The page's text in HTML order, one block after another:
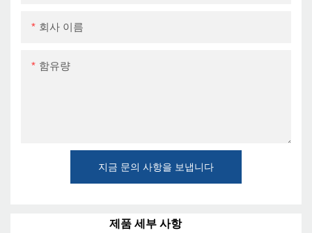
회사 이름
함유량
지금 문의 사항을 보냅니다
제품 세부 사항